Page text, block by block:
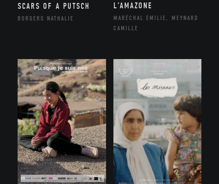
SCARS OF A PUTSCH
BORGERS NATHALIE
L’AMAZONE
MARÉCHAL EMILIE, MEYNARD
CAMILLE